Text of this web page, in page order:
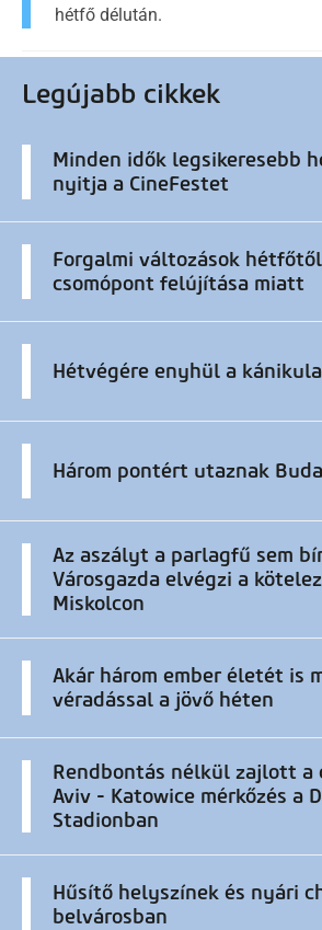
hétfő délután.
Legújabb cikkek
Minden idők legsikeresebb
nyitja a CineFestet
Forgalmi változások
csomópont felújítása miatt
Hétvégére enyhül a kánikula
Három pontért utaznak
Az aszályt a parlagfű sem
Városgazda elvégzi a
Miskolcon
Akár három ember életét is
véradással a jövő héten
Rendbontás nélkül zajlott a
Aviv - Katowice mérkőzés a
Stadionban
Hűsítő helyszínek és nyári
belvárosban